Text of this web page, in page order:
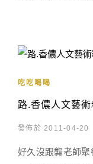
吃吃喝喝
路.香儂人文藝
發佈於 2011-04-20
好久沒跟龔老師